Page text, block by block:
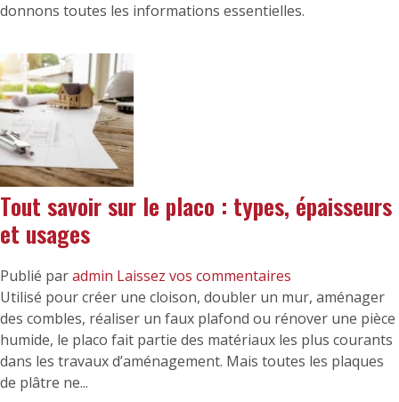
donnons toutes les informations essentielles.
Tout savoir sur le placo : types, épaisseurs
et usages
Publié paradmin Laissez vos commentaires
Utilisé pour créer une cloison, doubler un mur, aménager
des combles, réaliser un faux plafond ou rénover une pièce
humide, le placo fait partie des matériaux les plus courants
dans les travaux d’aménagement. Mais toutes les plaques
de plâtre ne...